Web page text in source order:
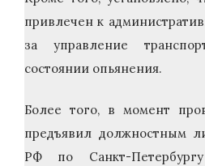
привлечен к
за управление
состоянии опьянения.
Более того, в момент
предъявил должностным
РФ по Санкт-